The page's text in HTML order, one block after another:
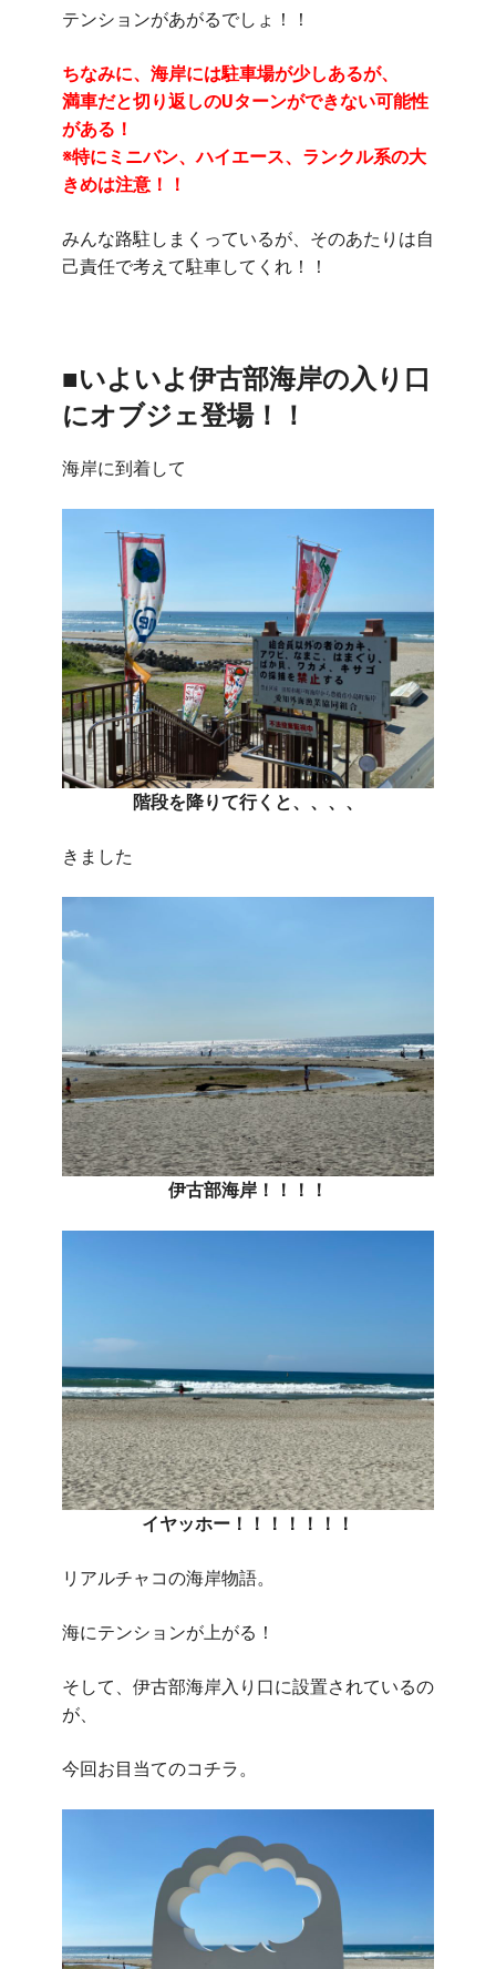
テンションがあがるでしょ！！
ちなみに、海岸には駐車場が少しあるが、
満車だと切り返しのUターンができない可能性
がある！
※特にミニバン、ハイエース、ランクル系の大
きめは注意！！
みんな路駐しまくっているが、そのあたりは自
己責任で考えて駐車してくれ！！
■いよいよ伊古部海岸の入り口
にオブジェ登場！！
海岸に到着して
階段を降りて行くと、、、、
きました
伊古部海岸！！！！
イヤッホー！！！！！！！
リアルチャコの海岸物語。
海にテンションが上がる！
そして、伊古部海岸入り口に設置されているの
が、
今回お目当てのコチラ。